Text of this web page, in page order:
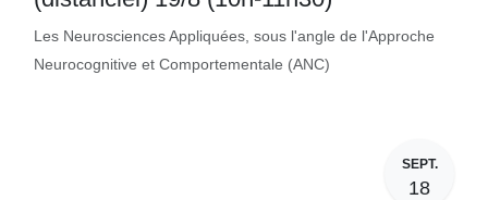
Les Neurosciences Appliquées, sous l'angle de l'Approche
Neurocognitive et Comportementale (ANC)
SEPT.
18